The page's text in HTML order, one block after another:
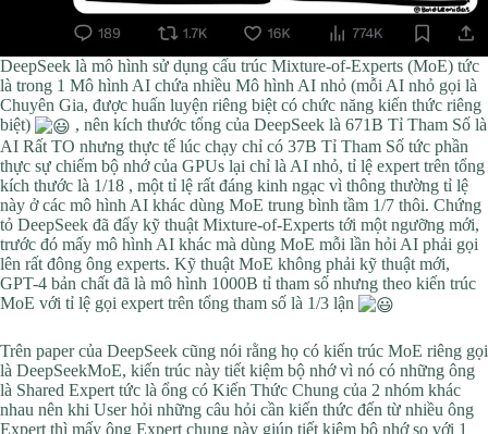
DeepSeek là mô hình sử dụng cấu trúc Mixture-of-Experts (MoE) tức
là trong 1 Mô hình AI chứa nhiều Mô hình AI nhỏ (mỗi AI nhỏ gọi là
Chuyên Gia, được huấn luyện riêng biệt có chức năng kiến thức riêng
biệt)
, nên kích thước tổng của DeepSeek là 671B Tỉ Tham Số là
AI Rất TO nhưng thực tế lúc chạy chỉ có 37B Tỉ Tham Số tức phần
thực sự chiếm bộ nhớ của GPUs lại chỉ là AI nhỏ, tỉ lệ expert trên tổng
kích thước là 1/18 , một tỉ lệ rất đáng kinh ngạc vì thông thường tỉ lệ
này ở các mô hình AI khác dùng MoE trung bình tầm 1/7 thôi. Chứng
tỏ DeepSeek đã đẩy kỹ thuật Mixture-of-Experts tới một ngưỡng mới,
trước đó mấy mô hình AI khác mà dùng MoE mỗi lần hỏi AI phải gọi
lên rất đông ông experts. Kỹ thuật MoE không phải kỹ thuật mới,
GPT-4 bản chất đã là mô hình 1000B tỉ tham số nhưng theo kiến trúc
MoE với tỉ lệ gọi expert trên tổng tham số là 1/3 lận
Trên paper của DeepSeek cũng nói rằng họ có kiến trúc MoE riêng gọi
là DeepSeekMoE, kiến trúc này tiết kiệm bộ nhớ vì nó có những ông
là Shared Expert tức là ổng có Kiến Thức Chung của 2 nhóm khác
nhau nên khi User hỏi những câu hỏi cần kiến thức đến từ nhiều ông
Expert thì mấy ông Expert chung này giúp tiết kiệm bộ nhớ so với 1